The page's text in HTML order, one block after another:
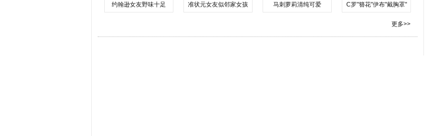
约翰逊女友野味十足 准状元女友似邻家女孩 马刺萝莉清纯可爱 C罗"簪花"伊布"戴胸罩"
更多>>